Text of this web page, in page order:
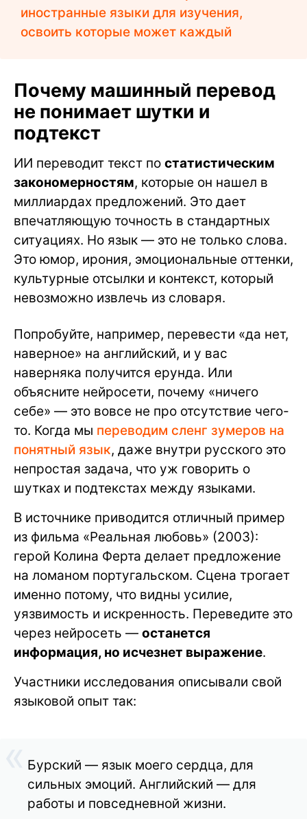
иностранные языки для изучения,
освоить которые может каждый
Почему машинный перевод
не понимает шутки и
подтекст
ИИ переводит текст по статистическим
закономерностям, которые он нашел в
миллиардах предложений. Это дает
впечатляющую точность в стандартных
ситуациях. Но язык — это не только слова.
Это юмор, ирония, эмоциональные оттенки,
культурные отсылки и контекст, который
невозможно извлечь из словаря.
Попробуйте, например, перевести «да нет,
наверное» на английский, и у вас
наверняка получится ерунда. Или
объясните нейросети, почему «ничего
себе» — это вовсе не про отсутствие чего-
то. Когда мы переводим сленг зумеров на
понятный язык, даже внутри русского это
непростая задача, что уж говорить о
шутках и подтекстах между языками.
В источнике приводится отличный пример
из фильма «Реальная любовь» (2003):
герой Колина Ферта делает предложение
на ломаном португальском. Сцена трогает
именно потому, что видны усилие,
уязвимость и искренность. Переведите это
через нейросеть — останется
информация, но исчезнет выражение.
Участники исследования описывали свой
языковой опыт так:
Бурский — язык моего сердца, для
сильных эмоций. Английский — для
работы и повседневной жизни.